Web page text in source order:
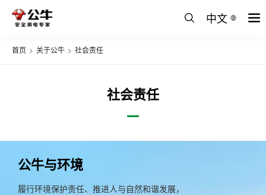
中文
首页 > 关于公牛 > 社会责任
社会责任
公牛与环境
履行环境保护责任、推进人与自然和谐发展，